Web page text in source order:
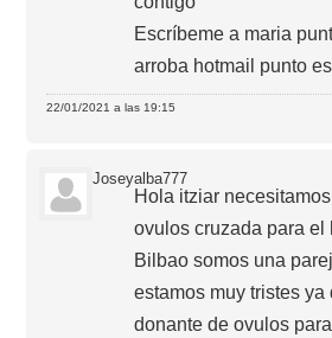
Escríbeme a maria
arroba hotmail punto es
22/01/2021 a las 19:15
Joseyalba777
Hola itziar
ovulos cruzada para el
Bilbao somos una
estamos muy tristes
donante de ovulos